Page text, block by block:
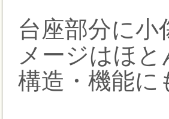
台座部分に
メージはほ
構造・機能に